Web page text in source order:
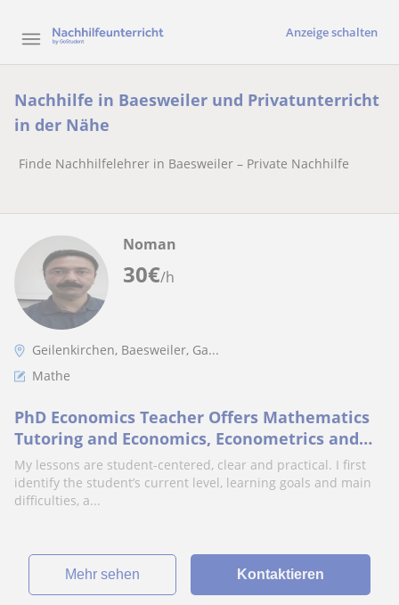
Anzeige schalten
Nachhilfe in Baesweiler und Privatunterricht
in der Nähe
Finde Nachhilfelehrer in Baesweiler – Private Nachhilfe
30€/h
Noman
Geilenkirchen, Baesweiler, Ga...
Mathe
PhD Economics Teacher Offers Mathematics
Tutoring and Economics, Econometrics and
Research Lessons for University Students.
My lessons are student-centered, clear and practical. I first
identify the student’s current level, learning goals and main
difficulties, a...
Mehr sehen Kontaktieren